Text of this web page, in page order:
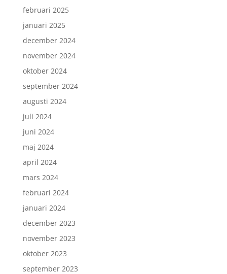
februari 2025
januari 2025
december 2024
november 2024
oktober 2024
september 2024
augusti 2024
juli 2024
juni 2024
maj 2024
april 2024
mars 2024
februari 2024
januari 2024
december 2023
november 2023
oktober 2023
september 2023